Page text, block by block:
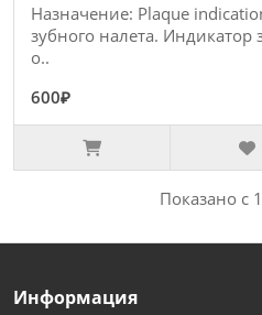
Назначение: Plaque
зубного налета. Индикатор
о..
600₽
Показано с
Информация